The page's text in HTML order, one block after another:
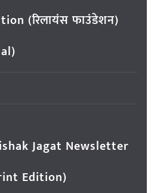
(रिलायंस फाउंडेशन)
Jagat Newsletter
Edition)